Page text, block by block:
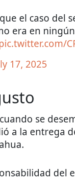
el caso del
era en
17, 2025
se
a la entrega
del